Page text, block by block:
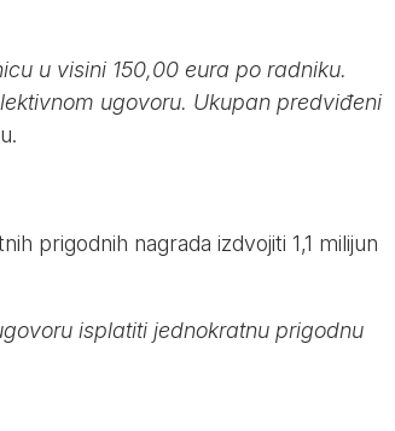
u visini 150,00 eura po radniku.
ugovoru. Ukupan predviđeni
prigodnih nagrada izdvojiti 1,1 milijun
isplatiti jednokratnu prigodnu